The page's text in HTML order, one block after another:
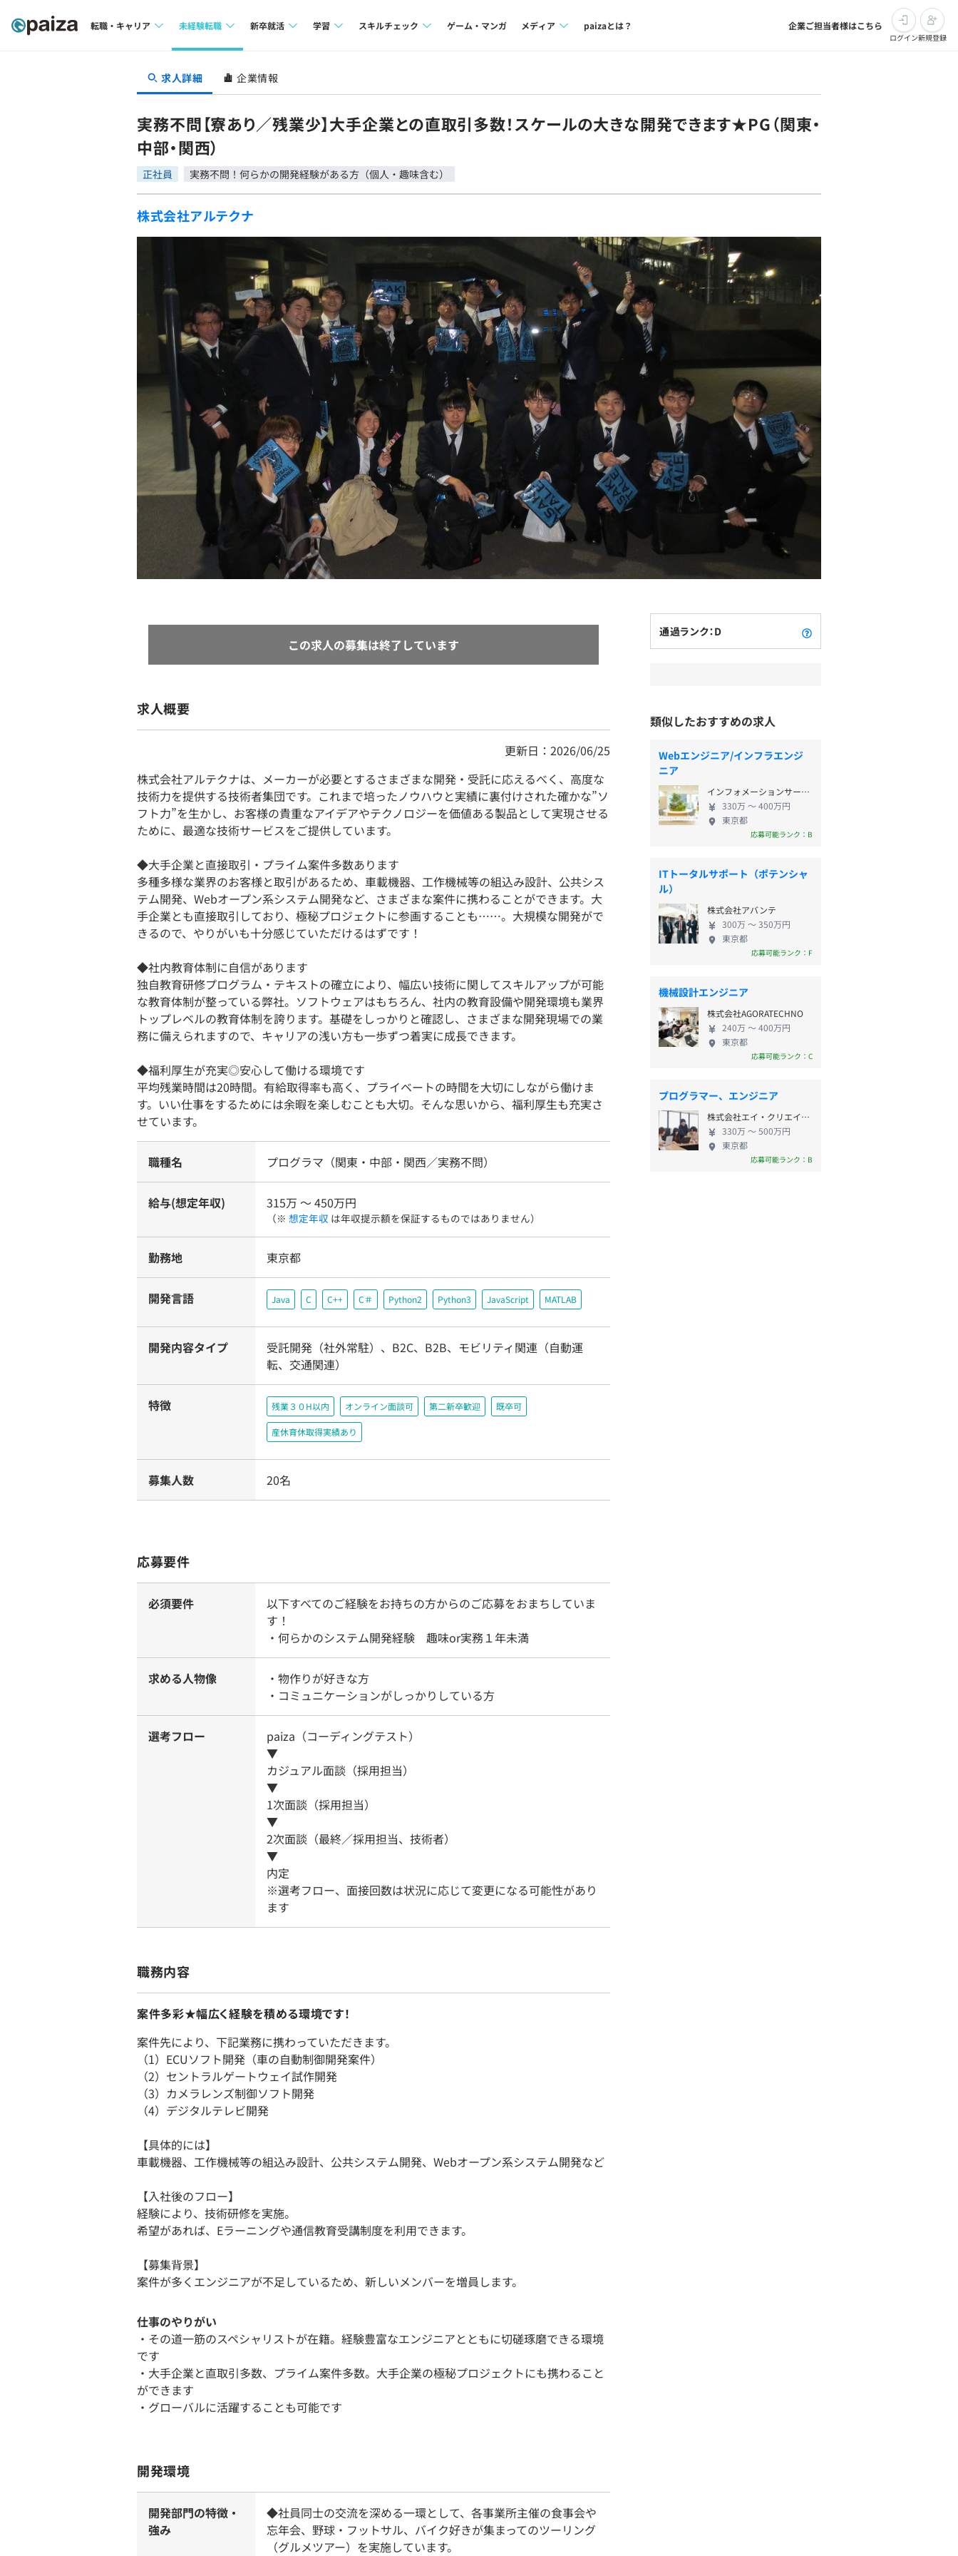
転職・キャリア
転職成功ガイド
未経験転職
求人検索
転職成功ガイド
新卒就活
本選考
インターン
就活成功ガイド
学習
4択課題
リファレンス
法人向けプラン
学校向けプラン
契約内容・クーポン
スキルチェック
評価結果一覧
ゲーム・マンガ メディア
note
paizaとは？ 企業ご担当者様はこちら
ログイン新規登録
求人詳細 企業情報
実務不問【寮あり／残業少】大手企業との直取引多数！スケールの大きな開発できます★PG（関東・
中部・関西）
正社員 実務不問！何らかの開発経験がある方（個人・趣味含む）
株式会社アルテクナ
この求人の募集は終了しています
求人概要
更新日：2026/06/25
株式会社アルテクナは、メーカーが必要とするさまざまな開発・受託に応えるべく、高度な
技術力を提供する技術者集団です。これまで培ったノウハウと実績に裏付けされた確かな”ソ
フト力”を生かし、お客様の貴重なアイデアやテクノロジーを価値ある製品として実現させる
ために、最適な技術サービスをご提供しています。
◆大手企業と直接取引・プライム案件多数あります
多種多様な業界のお客様と取引があるため、車載機器、工作機械等の組込み設計、公共シス
テム開発、Webオープン系システム開発など、さまざまな案件に携わることができます。大
手企業とも直接取引しており、極秘プロジェクトに参画することも……。大規模な開発がで
きるので、やりがいも十分感じていただけるはずです！
◆社内教育体制に自信があります
独自教育研修プログラム・テキストの確立により、幅広い技術に関してスキルアップが可能
な教育体制が整っている弊社。ソフトウェアはもちろん、社内の教育設備や開発環境も業界
トップレベルの教育体制を誇ります。基礎をしっかりと確認し、さまざまな開発現場での業
務に備えられますので、キャリアの浅い方も一歩ずつ着実に成長できます。
◆福利厚生が充実◎安心して働ける環境です
平均残業時間は20時間。有給取得率も高く、プライベートの時間を大切にしながら働けま
す。いい仕事をするためには余暇を楽しむことも大切。そんな思いから、福利厚生も充実さ
せています。
職種名 プログラマ（関東・中部・関西／実務不問）
給与(想定年収) 315万 〜 450万円
（※ 想定年収 は年収提示額を保証するものではありません）
勤務地 東京都
開発言語 Java C C++ C＃ Python2 Python3 JavaScript MATLAB
開発内容タイプ
受託開発（社外常駐）、B2C、B2B、モビリティ関連（自動運
転、交通関連）
特徴 残業３０H以内 オンライン面談可 第二新卒歓迎 既卒可
産休育休取得実績あり
募集人数 20名
応募要件
必須要件
以下すべてのご経験をお持ちの方からのご応募をおまちしていま
す！
・何らかのシステム開発経験 趣味or実務１年未満
求める人物像
・物作りが好きな方
・コミュニケーションがしっかりしている方
選考フロー
paiza（コーディングテスト）
▼
カジュアル面談（採用担当）
▼
1次面談（採用担当）
▼
2次面談（最終／採用担当、技術者）
▼
内定
※選考フロー、面接回数は状況に応じて変更になる可能性があり
ます
職務内容
案件多彩★幅広く経験を積める環境です！
案件先により、下記業務に携わっていただきます。
（1）ECUソフト開発（車の自動制御開発案件）
（2）セントラルゲートウェイ試作開発
（3）カメラレンズ制御ソフト開発
（4）デジタルテレビ開発
【具体的には】
車載機器、工作機械等の組込み設計、公共システム開発、Webオープン系システム開発など
【入社後のフロー】
経験により、技術研修を実施。
希望があれば、Eラーニングや通信教育受講制度を利用できます。
【募集背景】
案件が多くエンジニアが不足しているため、新しいメンバーを増員します。
仕事のやりがい
・その道一筋のスペシャリストが在籍。経験豊富なエンジニアとともに切磋琢磨できる環境
です
・大手企業と直取引多数、プライム案件多数。大手企業の極秘プロジェクトにも携わること
ができます
・グローバルに活躍することも可能です
開発環境
開発部門の特徴・
強み
◆社員同士の交流を深める一環として、各事業所主催の食事会や
忘年会、野球・フットサル、バイク好きが集まってのツーリング
（グルメツアー）を実施しています。
通過ランク：D
類似したおすすめの求人
Webエンジニア/インフラエンジ
ニア
インフォメーションサービスフォース株式会社
330万 〜 400万円
東京都
応募可能ランク：B
ITトータルサポート（ポテンシャ
ル）
株式会社アバンテ
300万 〜 350万円
東京都
応募可能ランク：F
機械設計エンジニア
株式会社AGORATECHNO
240万 〜 400万円
東京都
応募可能ランク：C
プログラマー、エンジニア
株式会社エイ・クリエイション
330万 〜 500万円
東京都
応募可能ランク：B